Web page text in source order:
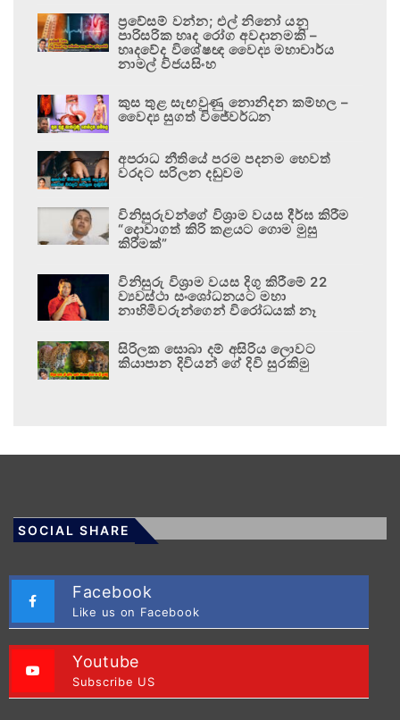
ප්‍රවේසම් වන්න; එල් නිනෝ යනු
පාරිසරික හෘද රෝග අවදානමකි –
හෘදවේද විශේෂඥ වෛද්‍ය මහාචාර්ය
නාමල් විජයසිංහ
කුස තුළ සැඟවුණු නොනිදන කම්හල –
වෛද්‍ය සුගත් විජේවර්ධන
අපරාධ නීතියේ පරම පදනම හෙවත්
වරදට සරිලන දඬුවම
විනිසුරුවන්ගේ විශ්‍රාම වයස දීර්ඝ කිරීම
“දොවාගත් කිරි කළයට ගොම මුසු
කිරීමක්”
විනිසුරු විශ්‍රාම වයස දිගු කිරීමේ 22
ව්‍යවස්ථා සංශෝධනයට මහා
නාහිමිවරුන්ගෙන් විරෝධයක් නෑ
සිරිලක සොබා දම් අසිරිය ලොවට
කියාපාන දිවියන් ගේ දිවි සුරකිමු
SOCIAL SHARE
Facebook
Like us on Facebook
Youtube
Subscribe US